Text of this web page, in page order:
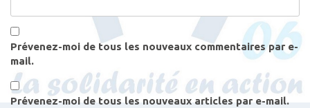
Prévenez-moi de tous les nouveaux commentaires par e-
mail.
Prévenez-moi de tous les nouveaux articles par e-mail.